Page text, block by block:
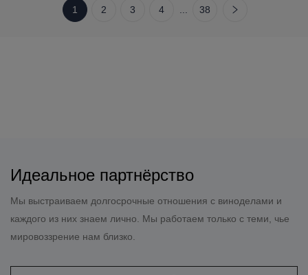
1 2 3 4 38
Идеальное партнёрство
Мы выстраиваем долгосрочные отношения с виноделами и
каждого из них знаем лично. Мы работаем только с теми, чье
мировоззрение нам близко.